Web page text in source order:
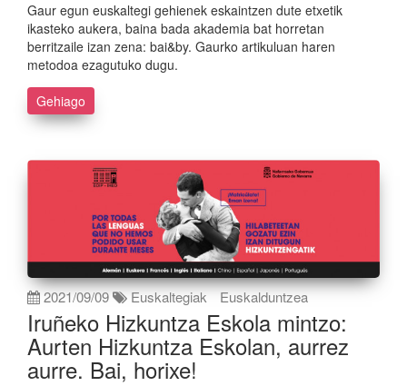
Gaur egun euskaltegi gehienek eskaintzen dute etxetik
ikasteko aukera, baina bada akademia bat horretan
berritzaile izan zena: bai&by. Gaurko artikuluan haren
metodoa ezagutuko dugu.
Gehiago
2021/09/09 Euskaltegiak Euskalduntzea
Iruñeko Hizkuntza Eskola mintzo:
Aurten Hizkuntza Eskolan, aurrez
aurre. Bai, horixe!